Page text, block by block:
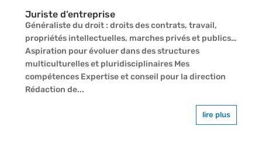
Juriste d’entreprise
Généraliste du droit : droits des contrats, travail,
propriétés intellectuelles, marches privés et publics…
Aspiration pour évoluer dans des structures
multiculturelles et pluridisciplinaires Mes
compétences Expertise et conseil pour la direction
Rédaction de...
lire plus